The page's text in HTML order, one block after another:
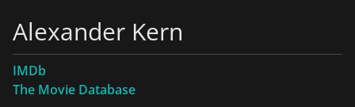
Alexander Kern
IMDb
The Movie Database